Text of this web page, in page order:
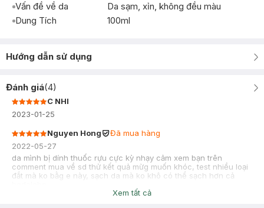
Vấn đề về da
Da sạm, xỉn, không đều màu
Dung Tích
100ml
Hướng dẫn sử dụng
Đánh giá(4)
C NHI
2023-01-25
Nguyen Hong
Đã mua hàng
2022-05-27
da mình bị dính thuốc rựu cực kỳ nhạy cảm xem bạn trên
comment mua về sd thử kết quả mừg muốn khóc, test nhiều loại
đắt mà ko bằg e này, sạch da mà ko khô có thể sạch hơn cả
Xem tất cả